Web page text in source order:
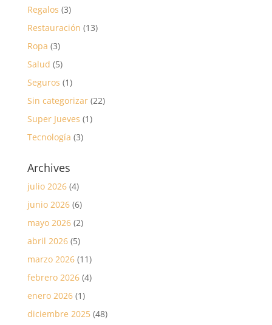
Regalos (3)
Restauración (13)
Ropa (3)
Salud (5)
Seguros (1)
Sin categorizar(22)
Super Jueves (1)
Tecnología (3)
Archives
julio 2026(4)
junio 2026(6)
mayo 2026(2)
abril 2026(5)
marzo 2026(11)
febrero 2026(4)
enero 2026(1)
diciembre 2025(48)